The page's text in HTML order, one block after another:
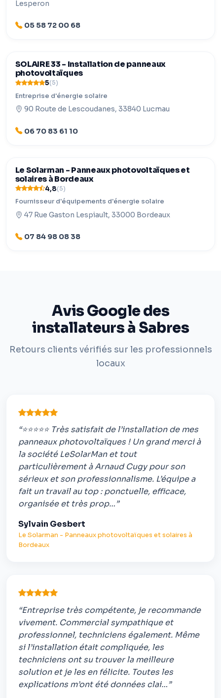
Lesperon
05 58 72 00 68
SOLAIRE 33 - Installation de panneaux
photovoltaïques
5(5)
Entreprise d'énergie solaire
90 Route de Lescoudanes, 33840 Lucmau
06 70 83 61 10
Le Solarman - Panneaux photovoltaïques et
solaires à Bordeaux
4,8(5)
Fournisseur d'équipements d'énergie solaire
47 Rue Gaston Lespiault, 33000 Bordeaux
07 84 98 08 38
Avis Google des
installateurs à Sabres
Retours clients vérifiés sur les professionnels
locaux
“⭐⭐⭐⭐⭐ Très satisfait de l’installation de mes
panneaux photovoltaïques ! Un grand merci à
la société LeSolarMan et tout
particulièrement à Arnaud Cugy pour son
sérieux et son professionnalisme. L’équipe a
fait un travail au top : ponctuelle, efficace,
organisée et très prop…”
Sylvain Gesbert
Le Solarman - Panneaux photovoltaïques et solaires à
Bordeaux
“Entreprise très compétente, je recommande
vivement. Commercial sympathique et
professionnel, techniciens également. Même
si l’installation était compliquée, les
techniciens ont su trouver la meilleure
solution et je les en félicite. Toutes les
explications m’ont été données clai…”